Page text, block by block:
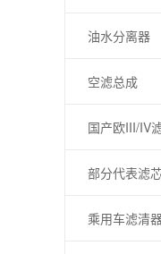
油水分离器
空滤总成
国产欧III/IV
部分代表滤芯
乘用车滤清